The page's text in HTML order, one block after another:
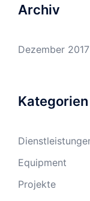
Archiv
Dezember 2017
Kategorien
Equipment
Projekte